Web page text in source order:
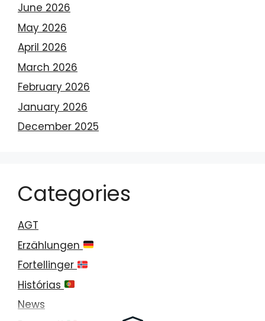
June 2026
May 2026
April 2026
March 2026
February 2026
January 2026
December 2025
Categories
AGT
Erzählungen
Fortellinger
Histórias
News